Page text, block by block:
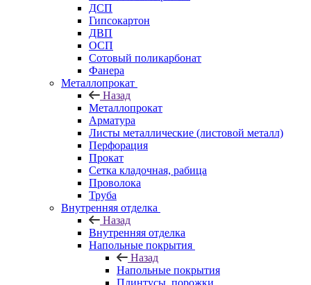
ДСП
Гипсокартон
ДВП
ОСП
Сотовый поликарбонат
Фанера
Металлопрокат
Назад
Металлопрокат
Арматура
Листы металлические (листовой металл)
Перфорация
Прокат
Сетка кладочная, рабица
Проволока
Труба
Внутренняя отделка
Назад
Внутренняя отделка
Напольные покрытия
Назад
Напольные покрытия
Плинтусы, порожки